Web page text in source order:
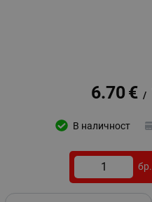
6.70 € /
В наличност
бр.